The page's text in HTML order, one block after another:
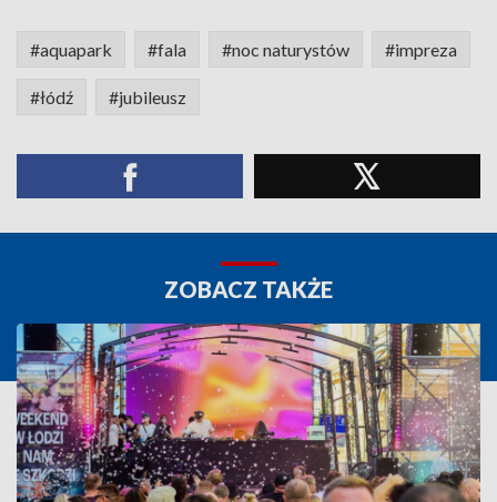
#aquapark #fala #noc naturystów #impreza
#łódź #jubileusz
ZOBACZ TAKŻE